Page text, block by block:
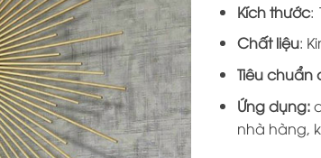
Kích thước:
Chất liệu:
Tiêu chuẩn
Ứng dụng:
nhà hàng,